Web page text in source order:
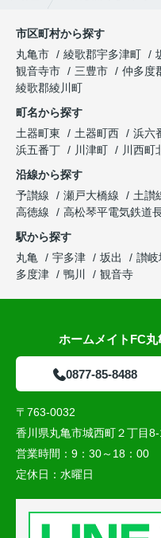
市区町村から探す
丸亀市
綾歌郡宇多津町
観音寺市
三豊市 仲多度
綾歌郡綾川町
町名から探す
土器町東
土器町西 浜六
浜五番丁
川津町 川西町
沿線から探す
予讃線
瀬戸大橋線 土讃
高徳線
高松琴平電気鉄道
駅から探す
丸亀
宇多津 坂出 讃岐
多度津
鴨川 観音寺
ホームメイトFC
0877-85-8488
〒763-0032
香川県丸亀市城西町２丁目
営業時間： 9：30～18：00
定休日： 水曜日